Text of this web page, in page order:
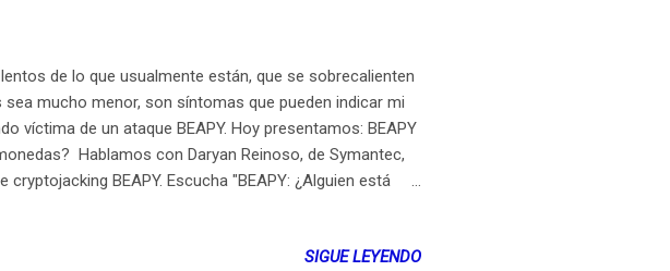
de lo que usualmente están, que se sobrecalienten
mucho menor, son síntomas que pueden indicar mi
víctima de un ataque BEAPY. Hoy presentamos: BEAPY
Hablamos con Daryan Reinoso, de Symantec,
BEAPY. Escucha "BEAPY: ¿Alguien está
otras en Corea del Sur, Japón y Vietnam. Symantec, la
SIGUE LEYENDO